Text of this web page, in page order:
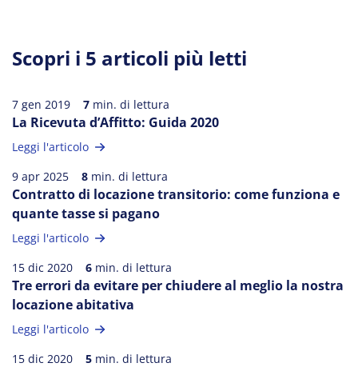
Scopri i 5 articoli più letti
7 gen 2019 7 min. di lettura
La Ricevuta d’Affitto: Guida 2020
Leggi l'articolo
9 apr 2025
8 min. di lettura
Contratto di locazione transitorio: come funziona e
quante tasse si pagano
Leggi l'articolo
15 dic 2020
6 min. di lettura
Tre errori da evitare per chiudere al meglio la nostra
locazione abitativa
Leggi l'articolo
15 dic 2020
5 min. di lettura